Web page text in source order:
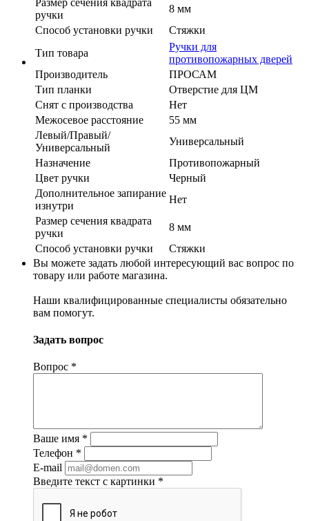
ручки
8 мм
Способ установки ручки
Стяжки
Тип товара
Ручки для
противопожарных дверей
Производитель
ПРОСАМ
Тип планки
Отверстие для ЦМ
Cнят с производства
Нет
Межосевое расстояние
55 мм
Левый/Правый/
Универсальный
Универсальный
Назначение
Противопожарный
Цвет ручки
Черный
Дополнительное запирание
изнутри
Нет
Размер сечения квадрата
ручки
8 мм
Способ установки ручки
Стяжки
Вы можете задать любой интересующий вас вопрос по
товару или работе магазина.
Наши квалифицированные специалисты обязательно
вам помогут.
Задать вопрос
Вопрос *
Ваше имя *
Телефон *
E-mail
Введите текст с картинки *